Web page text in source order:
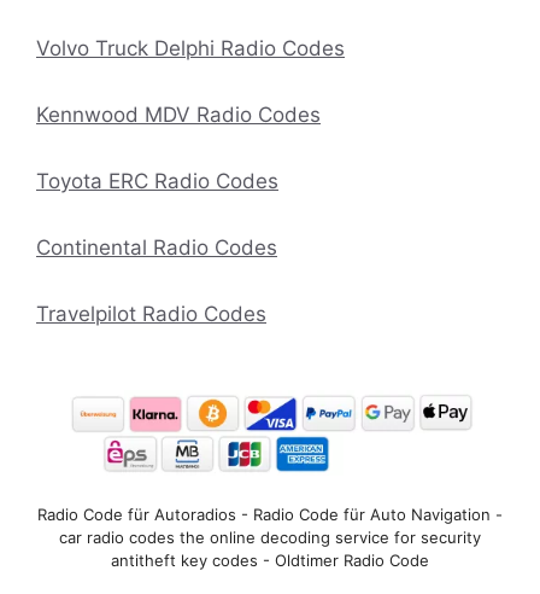
Volvo Truck Delphi Radio Codes
Kennwood MDV Radio Codes
Toyota ERC Radio Codes
Continental Radio Codes
Travelpilot Radio Codes
Radio Code für Autoradios - Radio Code für Auto Navigation -
car radio codes the online decoding service for security
antitheft key codes - Oldtimer Radio Code